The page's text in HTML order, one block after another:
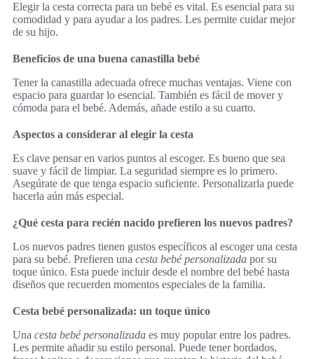
Elegir la cesta correcta para un bebé es vital. Es esencial para su
comodidad y para ayudar a los padres. Les permite cuidar mejor
de su hijo.
Beneficios de una buena canastilla bebé
Tener la canastilla adecuada ofrece muchas ventajas. Viene con
espacio para guardar lo esencial. También es fácil de mover y
cómoda para el bebé. Además, añade estilo a su cuarto.
Aspectos a considerar al elegir la cesta
Es clave pensar en varios puntos al escoger. Es bueno que sea
suave y fácil de limpiar. La seguridad siempre es lo primero.
Asegúrate de que tenga espacio suficiente. Personalizarla puede
hacerla aún más especial.
¿Qué cesta para recién nacido prefieren los nuevos padres?
Los nuevos padres tienen gustos específicos al escoger una cesta
para su bebé. Prefieren una cesta bebé personalizada por su
toque único. Esta puede incluir desde el nombre del bebé hasta
diseños que recuerden momentos especiales de la familia.
Cesta bebé personalizada: un toque único
Una cesta bebé personalizada es muy popular entre los padres.
Les permite añadir su estilo personal. Puede tener bordados,